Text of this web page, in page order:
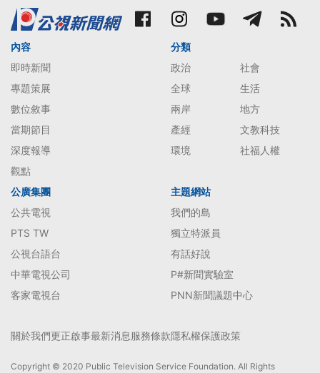
內容
即時新聞
專題策展
數位敘事
當期節目
深度報導
觀點
分類
政治
社會
全球
生活
兩岸
地方
產經
文教科技
環境
社福人權
公廣集團
公共電視
PTS TW
公視台語台
中華電視公司
客家電視台
主題網站
我們的島
獨立特派員
有話好說
P#新聞實驗室
PNN新聞議題中心
關於我們更正啟事最新消息服務條款隱私權保護政策
Copyright © 2020 Public Television Service Foundation. All Rights